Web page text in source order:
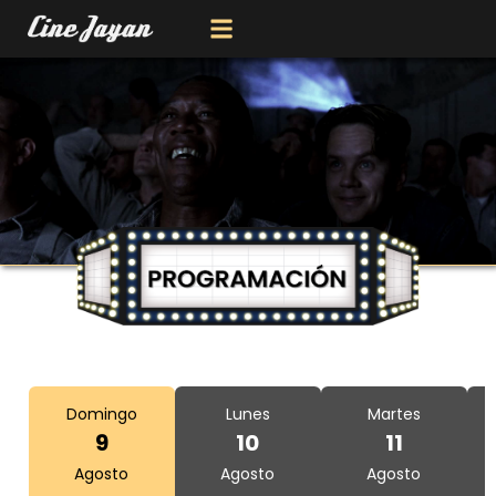
Domingo
9
Agosto
Lunes
10
Agosto
Martes
11
Agosto